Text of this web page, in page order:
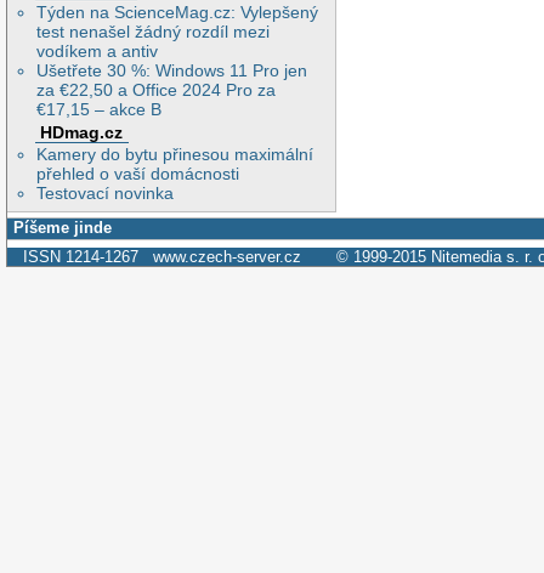
Týden na ScienceMag.cz: Vylepšený
test nenašel žádný rozdíl mezi
vodíkem a antiv
Ušetřete 30 %: Windows 11 Pro jen
za €22,50 a Office 2024 Pro za
€17,15 – akce B
HDmag.cz
Kamery do bytu přinesou maximální
přehled o vaší domácnosti
Testovací novinka
Píšeme jinde
ISSN 1214-1267 www.czech-server.cz © 1999-2015 Nitemedia s. r.